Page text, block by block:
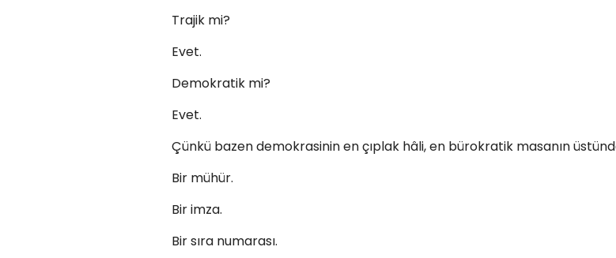
Trajik mi?
Evet.
Demokratik mi?
Evet.
Çünkü bazen demokrasinin en çıplak hâli, en bürokratik masanın
Bir mühür.
Bir imza.
Bir sıra numarası.